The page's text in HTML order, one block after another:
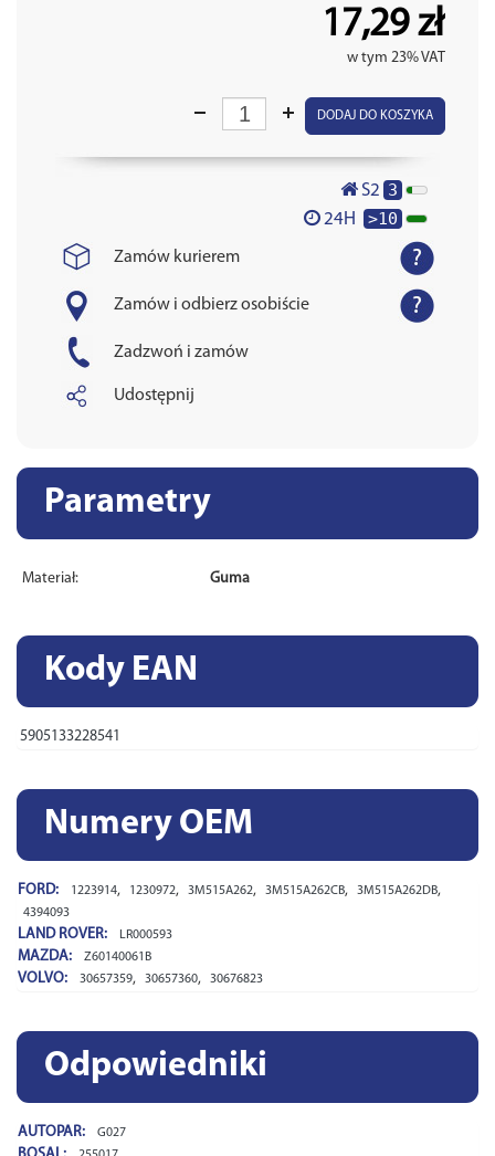
17,29 zł
w tym 23% VAT
DODAJ DO KOSZYKA
S2 3
24H >10
Zamów kurierem
Zamów i odbierz osobiście
Zadzwoń i zamów
Udostępnij
Parametry
Materiał: Guma
Kody EAN
5905133228541
Numery OEM
FORD: 1223914, 1230972, 3M515A262, 3M515A262CB, 3M515A262DB,
4394093
LAND ROVER: LR000593
MAZDA: Z60140061B
VOLVO: 30657359, 30657360, 30676823
Odpowiedniki
AUTOPAR: G027